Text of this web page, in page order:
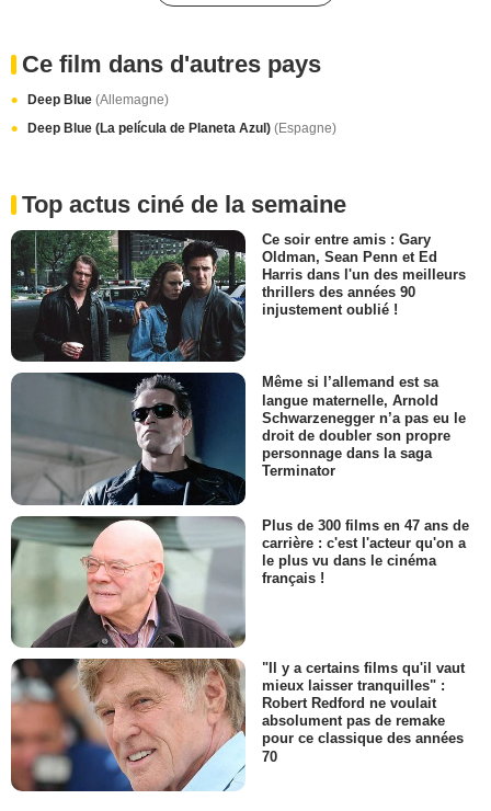
Ce film dans d'autres pays
Deep Blue (Allemagne)
Deep Blue (La película de Planeta Azul) (Espagne)
Top actus ciné de la semaine
Ce soir entre amis : Gary
Oldman, Sean Penn et Ed
Harris dans l'un des meilleurs
thrillers des années 90
injustement oublié !
Même si l’allemand est sa
langue maternelle, Arnold
Schwarzenegger n’a pas eu le
droit de doubler son propre
personnage dans la saga
Terminator
Plus de 300 films en 47 ans de
carrière : c'est l'acteur qu'on a
le plus vu dans le cinéma
français !
"Il y a certains films qu'il vaut
mieux laisser tranquilles" :
Robert Redford ne voulait
absolument pas de remake
pour ce classique des années
70